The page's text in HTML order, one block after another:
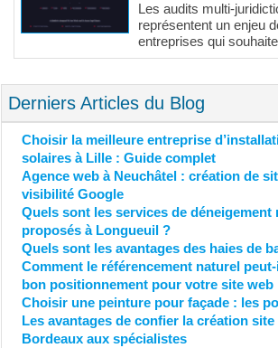
Les audits multi-
représentent un enjeu
entreprises qui
Derniers Articles du Blog
Choisir la meilleure entreprise
solaires à Lille : Guide complet
Agence web à Neuchâtel : création de
visibilité Google
Quels sont les services de déneigement
proposés à Longueuil ?
Quels sont les avantages des haies de
Comment le référencement naturel
bon positionnement pour votre site web
Choisir une peinture pour façade : les
Les avantages de confier la création
Bordeaux aux spécialistes